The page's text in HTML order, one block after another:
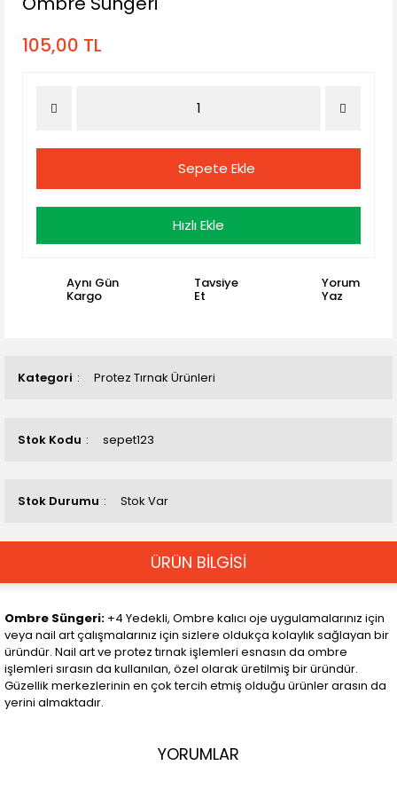
Kategori Protez Tırnak Ürünleri
Stok Kodu sepet123
Stok Durumu Stok Var
105,00 TL
Sepete Ekle
Hızlı Ekle
Aynı Gün
Kargo
Tavsiye
Et
Yorum
Yaz
ÜRÜN BİLGİSİ
Ombre Süngeri: +4 Yedekli, Ombre kalıcı oje uygulamalarınız için
veya nail art çalışmalarınız için sizlere oldukça kolaylık sağlayan bir
üründür. Nail art ve protez tırnak işlemleri esnasın da ombre
işlemleri sırasın da kullanılan, özel olarak üretilmiş bir üründür.
Güzellik merkezlerinin en çok tercih etmiş olduğu ürünler arasın da
yerini almaktadır.
YORUMLAR